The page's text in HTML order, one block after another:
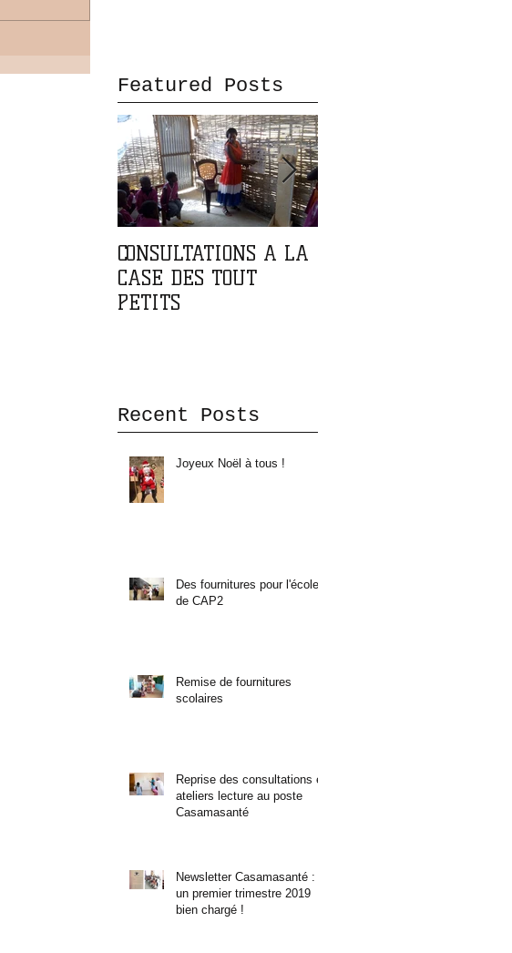
Featured Posts
CONSULTATIONS A LA
CASE DES TOUT
PETITS
Recent Posts
Joyeux Noël à tous !
Des fournitures pour l'école
de CAP2
Remise de fournitures
scolaires
Reprise des consultations et
ateliers lecture au poste
Casamasanté
Newsletter Casamasanté :
un premier trimestre 2019
bien chargé !